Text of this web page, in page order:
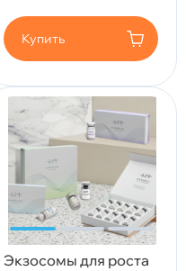
Купить
Экзосомы для роста